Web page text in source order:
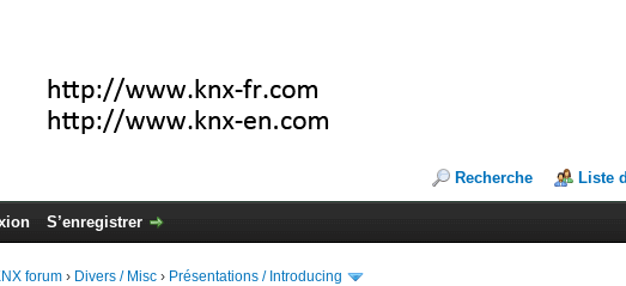
Recherche Liste
S’enregistrer
forum › Divers / Misc › Présentations / Introducing